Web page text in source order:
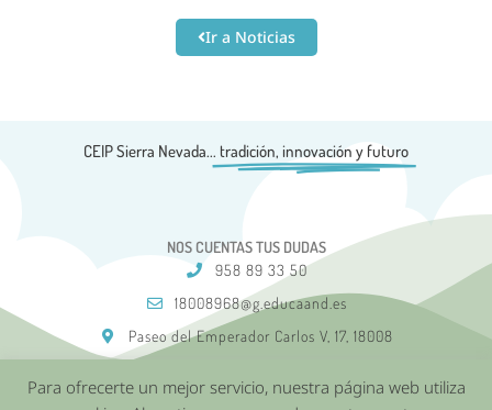
Ir a Noticias
CEIP Sierra Nevada... tradición, innovación y futuro
NOS CUENTAS TUS DUDAS
958 89 33 50
18008968@g.educaand.es
Paseo del Emperador Carlos V, 17, 18008
Para ofrecerte un mejor servicio, nuestra página web utiliza